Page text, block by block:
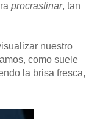
procrastinar, tan
nuestro
como suele
la brisa fresca,